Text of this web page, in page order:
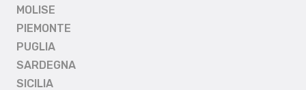
MOLISE
PIEMONTE
PUGLIA
SARDEGNA
SICILIA